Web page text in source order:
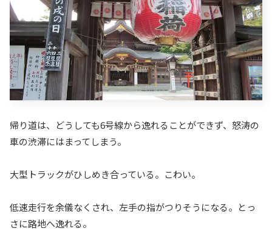
帰り道は、どうしても6号線から逸れることができず、怒涛の
車の渋滞にはまってしまう。
大型トラックがひしめき合っている。こわい。
低速走行を余儀なくされ、左手の指がつりそうになる。とっ
さに路地へ逸れる。